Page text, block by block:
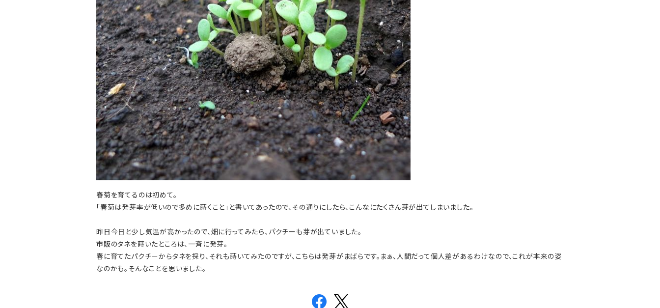
春菊を育てるのは初めて。
「春菊は発芽率が低いので多めに蒔くこと」と書いてあったので、その通りにしたら、こんなにたくさん芽が出てしまいました。
昨日今日と少し気温が高かったので、畑に行ってみたら、パクチーも芽が出ていました。
市販のタネを蒔いたところは、一斉に発芽。
春に育てたパクチーからタネを採り、それも蒔いてみたのですが、こちらは発芽がまばらです。まぁ、人間だって個人差があるわけなので、これが本来の姿
なのかも。そんなことを思いました。